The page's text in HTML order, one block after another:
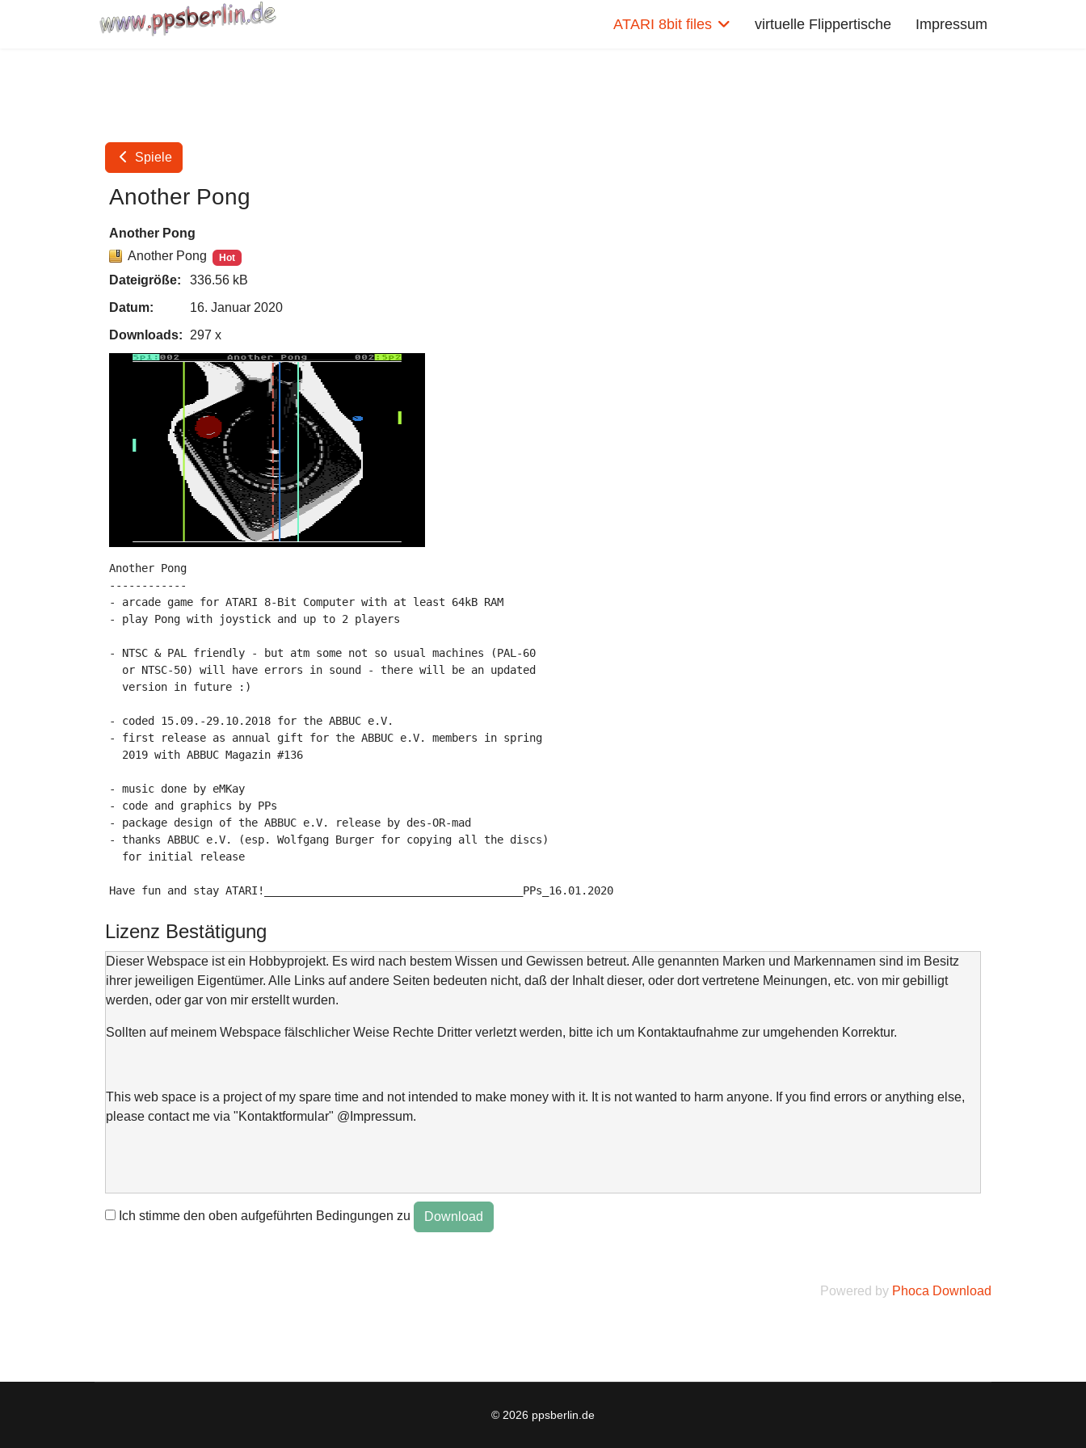
ATARI 8bit files virtuelle Flippertische Impressum
Spiele
Another Pong
Another Pong
Another Pong
Hot
Dateigröße:
336.56 kB
Datum:
16. Januar 2020
Downloads:
297 x
Another Pong
------------
- arcade game for ATARI 8-Bit Computer with at least 64kB RAM
- play Pong with joystick and up to 2 players
- NTSC & PAL friendly - but atm some not so usual machines (PAL-60
  or NTSC-50) will have errors in sound - there will be an updated
  version in future :)
- coded 15.09.-29.10.2018 for the ABBUC e.V.
- first release as annual gift for the ABBUC e.V. members in spring
  2019 with ABBUC Magazin #136
- music done by eMKay
- code and graphics by PPs
- package design of the ABBUC e.V. release by des-OR-mad
- thanks ABBUC e.V. (esp. Wolfgang Burger for copying all the discs)
  for initial release
Have fun and stay ATARI!________________________________________PPs_16.01.2020
Lizenz Bestätigung
Dieser Webspace ist ein Hobbyprojekt. Es wird nach bestem Wissen und Gewissen betreut. Alle genannten Marken und Markennamen sind im Besitz
ihrer jeweiligen Eigentümer. Alle Links auf andere Seiten bedeuten nicht, daß der Inhalt dieser, oder dort vertretene Meinungen, etc. von mir gebilligt
werden, oder gar von mir erstellt wurden.
Sollten auf meinem Webspace fälschlicher Weise Rechte Dritter verletzt werden, bitte ich um Kontaktaufnahme zur umgehenden Korrektur.
This web space is a project of my spare time and not intended to make money with it. It is not wanted to harm anyone. If you find errors or anything else,
please contact me via "Kontaktformular" @Impressum.
Ich stimme den oben aufgeführten Bedingungen zu
Powered by Phoca Download
© 2026 ppsberlin.de